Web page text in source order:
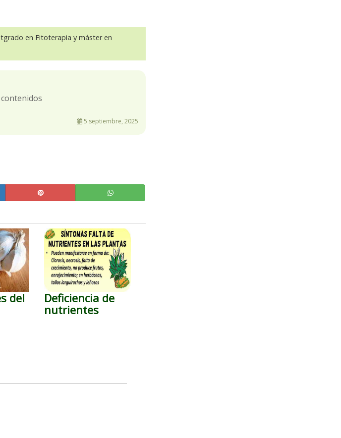
en Fitoterapia y máster en
5 septiembre, 2025
del
Deficiencia de
nutrientes